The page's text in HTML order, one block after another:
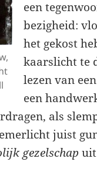
een
bezigheid:
het gekost
kaarslicht te
lezen van
een
als
juist
gezelschap